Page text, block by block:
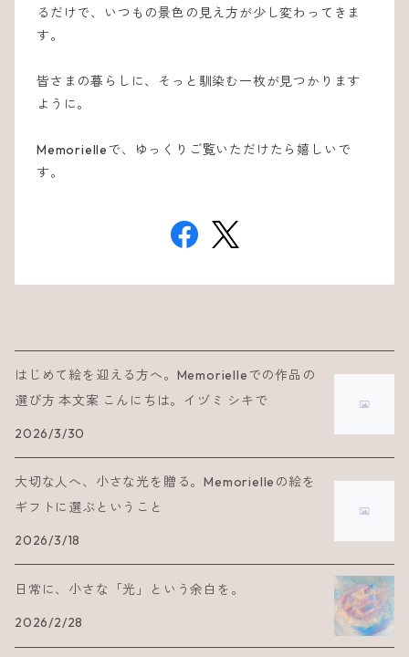
るだけで、いつもの景色の見え方が少し変わってきま
す。
皆さまの暮らしに、そっと馴染む一枚が見つかります
ように。
Memorielleで、ゆっくりご覧いただけたら嬉しいで
す。
はじめて絵を迎える方へ。Memorielleでの作品の
選び方 本文案 こんにちは。イヅミ シキで
2026/3/30
大切な人へ、小さな光を贈る。Memorielleの絵を
ギフトに選ぶということ
2026/3/18
日常に、小さな「光」という余白を。
2026/2/28